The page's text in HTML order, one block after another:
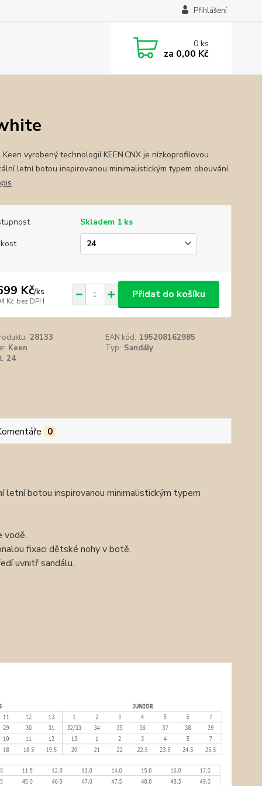
Přihlášení
0ks
za 0,00 Kč
vyrobený technologií KEEN.CNX je nízkoprofilovou
letní botou inspirovanou minimalistickým typem obouvání.
Skladem 1 ks
Kč/ks
Kč bez DPH
Přidat do košíku
28133 EAN kód: 195208162985
Keen Typ: Sandály
24
0
letní botou inspirovanou minimalistickým typem
vodě.
fixaci dětské nohy v botě.
uvnitř sandálu.